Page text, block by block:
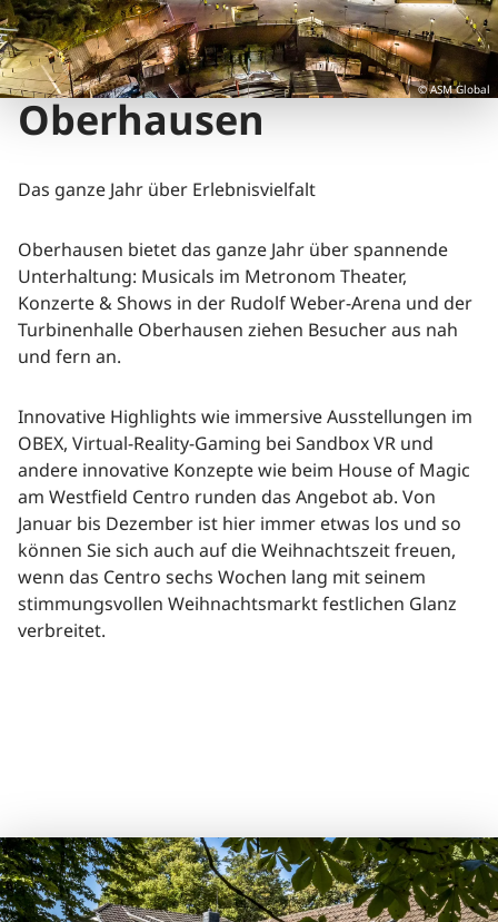
Oberhausen
Das ganze Jahr über Erlebnisvielfalt
Oberhausen bietet das ganze Jahr über spannende
Unterhaltung: Musicals im Metronom Theater,
Konzerte & Shows in der Rudolf Weber-Arena und der
Turbinenhalle Oberhausen ziehen Besucher aus nah
und fern an.
Innovative Highlights wie immersive Ausstellungen im
OBEX, Virtual-Reality-Gaming bei Sandbox VR und
andere innovative Konzepte wie beim House of Magic
am Westfield Centro runden das Angebot ab. Von
Januar bis Dezember ist hier immer etwas los und so
können Sie sich auch auf die Weihnachtszeit freuen,
wenn das Centro sechs Wochen lang mit seinem
stimmungsvollen Weihnachtsmarkt festlichen Glanz
verbreitet.
© ASM Global